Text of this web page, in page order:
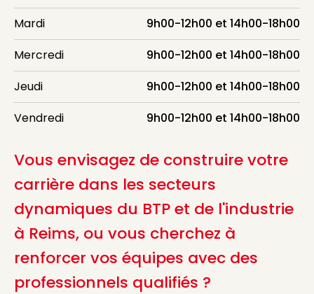
Mardi
9h00-12h00 et 14h00-18h00
Mercredi
9h00-12h00 et 14h00-18h00
Jeudi
9h00-12h00 et 14h00-18h00
Vendredi
9h00-12h00 et 14h00-18h00
Vous envisagez de construire votre
carrière dans les secteurs
dynamiques du BTP et de l'industrie
à Reims, ou vous cherchez à
renforcer vos équipes avec des
professionnels qualifiés ?